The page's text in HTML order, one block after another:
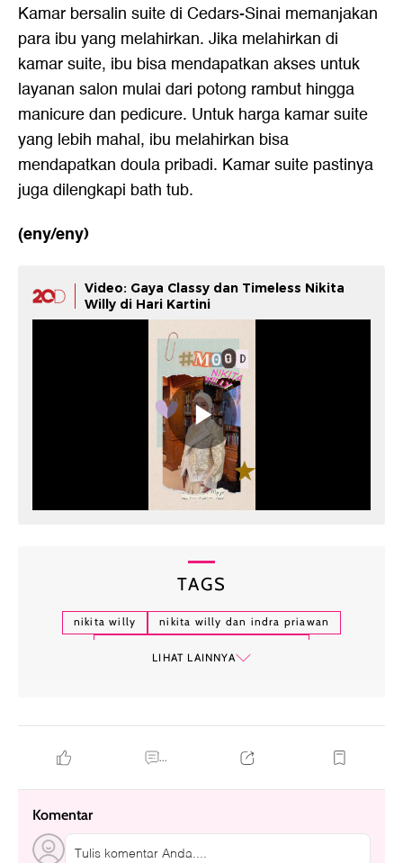
Kamar bersalin suite di Cedars-Sinai memanjakan
para ibu yang melahirkan. Jika melahirkan di
kamar suite, ibu bisa mendapatkan akses untuk
layanan salon mulai dari potong rambut hingga
manicure dan pedicure. Untuk harga kamar suite
yang lebih mahal, ibu melahirkan bisa
mendapatkan doula pribadi. Kamar suite pastinya
juga dilengkapi bath tub.
(eny/eny)
Video: Gaya Classy dan Timeless Nikita
Willy di Hari Kartini
TAGS
nikita willy
nikita willy dan indra priawan
LIHAT LAINNYA
...
Komentar
Tulis komentar Anda....